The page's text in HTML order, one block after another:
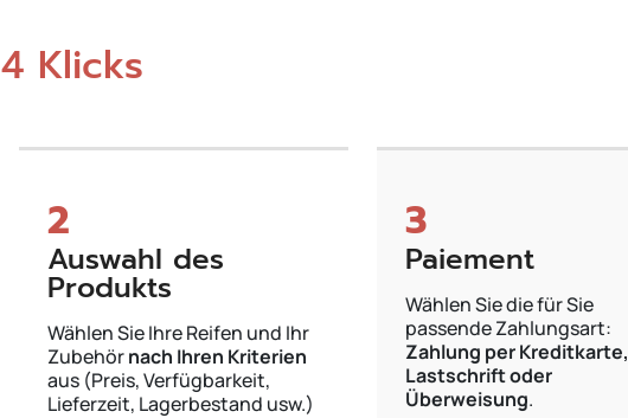
4 Klicks
2
Auswahl des
Produkts
Wählen Sie Ihre Reifen und Ihr
Zubehörnach Ihren Kriterien
aus (Preis, Verfügbarkeit,
Lieferzeit, Lagerbestand usw.)
3
Paiement
Wählen Sie die für Sie
passende Zahlungsart:
Zahlung per Kreditkarte,
Lastschrift oder
Überweisung.